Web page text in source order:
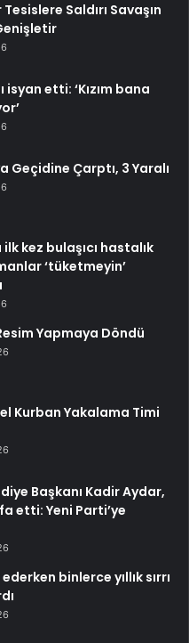
Saldırı Savaşın
isyan etti: ‘Kızım bana
Geçidine Çarptı, 3 Yaralı
kez bulaşıcı hastalık
‘tüketmeyin’
Yapmaya Döndü
Kurban Yakalama Timi
Başkanı Kadir Aydar,
etti: Yeni Parti’ye
binlerce yıllık sırrı